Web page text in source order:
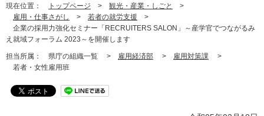
現在位置： トップページ > 観光・産業・しごと
>
雇用・仕事さがし
> 若者の就労支援 >
企業の採用力強化セミナー「RECRUITERS SALON」～産学官でつながるみ
え就域フォーラム 2023～を開催します
担当所属： 県庁の組織一覧 > 雇用経済部 > 雇用対策課 >
若者・女性雇用班